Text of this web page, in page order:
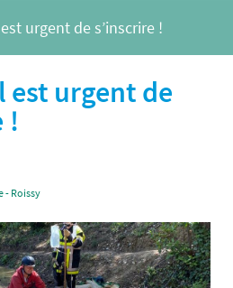
urgent de s’inscrire !
est urgent de
!
- Roissy